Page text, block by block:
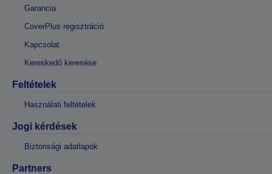
Garancia
CoverPlus regisztráció
Kapcsolat
Kereskedő keresése
Feltételek
Használati feltételek
Jogi kérdések
Biztonsági adatlapok
Partners